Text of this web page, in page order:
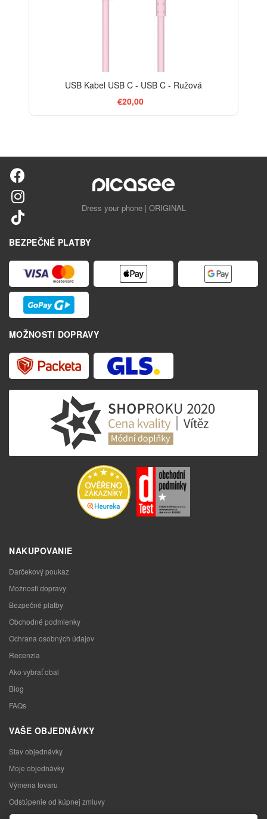
USB Kabel USB C - USB C - Ružová
€20,00
Dress your phone | ORIGINAL
BEZPEČNÉ PLATBY
MOŽNOSTI DOPRAVY
NAKUPOVANIE
Darčekový poukaz
Možnosti dopravy
Bezpečné platby
Obchodné podmienky
Ochrana osobných údajov
Recenzia
Ako vybrať obal
Blog
FAQs
VAŠE OBJEDNÁVKY
Stav objednávky
Moje objednávky
Výmena tovaru
Odstúpenie od kúpnej zmluvy